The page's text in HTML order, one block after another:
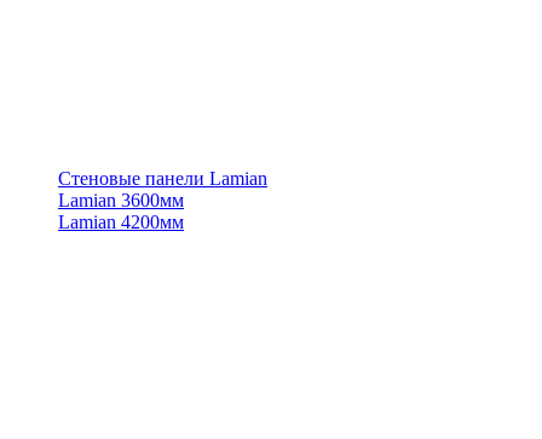
Стеновые панели Lamian
Lamian 3600мм
Lamian 4200мм